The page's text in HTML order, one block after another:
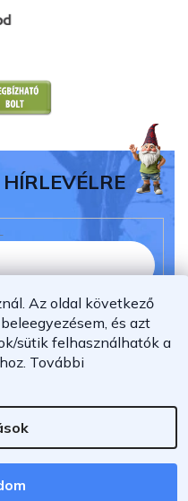
Az oldal következő
és azt
sütik felhasználhatók a
További
azadatvédelmi
készítette